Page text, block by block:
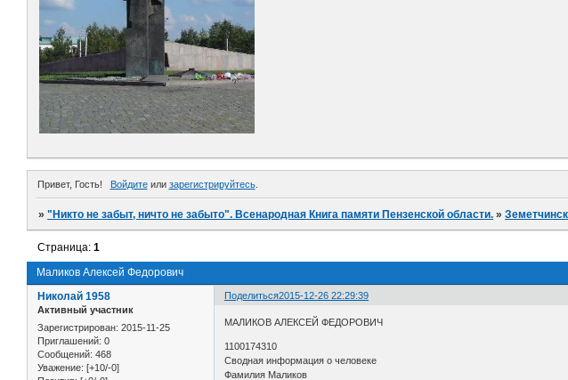
Привет, Гость! Войдитеили зарегистрируйтесь.
»"Никто не забыт, ничто не забыто". Всенародная Книга памяти Пензенской области. »
Маликов Алексей Федорович
Страница:1
Поделиться2015-12-26 22:29:39
Николай 1958
Активный участник
Зарегистрирован: 2015-11-25
Приглашений: 0
Сообщений: 468
Уважение: [+10/-0]
МАЛИКОВ АЛЕКСЕЙ ФЕДОРОВИЧ
1100174310
Сводная информация о человеке
Фамилия Маликов